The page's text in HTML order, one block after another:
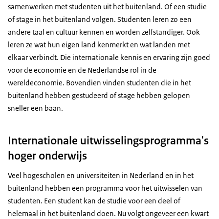
samenwerken met studenten uit het buitenland. Of een studie
of stage in het buitenland volgen. Studenten leren zo een
andere taal en cultuur kennen en worden zelfstandiger. Ook
leren ze wat hun eigen land kenmerkt en wat landen met
elkaar verbindt. Die internationale kennis en ervaring zijn goed
voor de economie en de Nederlandse rol in de
wereldeconomie. Bovendien vinden studenten die in het
buitenland hebben gestudeerd of stage hebben gelopen
sneller een baan.
Internationale uitwisselingsprogramma's
hoger onderwijs
Veel hogescholen en universiteiten in Nederland en in het
buitenland hebben een programma voor het uitwisselen van
studenten. Een student kan de studie voor een deel of
helemaal in het buitenland doen. Nu volgt ongeveer een kwart